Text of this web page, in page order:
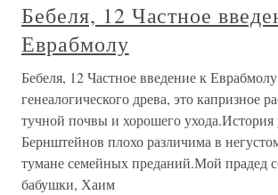
Бебеля, 12 Частное
Еврабмолу
Бебеля, 12 Частное введение к
генеалогического древа, это капризное
тучной почвы и хорошего ухода.История
Бернштейнов плохо различима в
тумане семейных преданий.Мой прадед
бабушки, Хаим